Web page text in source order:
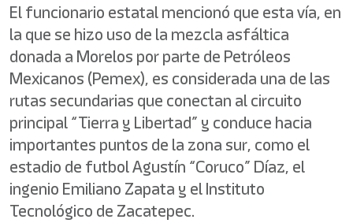
El funcionario estatal mencionó que esta vía, en
la que se hizo uso de la mezcla asfáltica
donada a Morelos por parte de Petróleos
Mexicanos (Pemex), es considerada una de las
rutas secundarias que conectan al circuito
principal “Tierra y Libertad” y conduce hacia
importantes puntos de la zona sur, como el
estadio de futbol Agustín “Coruco” Díaz, el
ingenio Emiliano Zapata y el Instituto
Tecnológico de Zacatepec.